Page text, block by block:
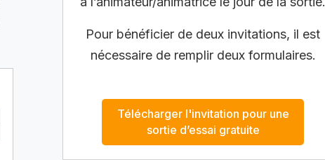
Pour bénéficier de deux invitations, il est
nécessaire de remplir deux formulaires.
Télécharger l'invitation pour une
sortie d’essai gratuite